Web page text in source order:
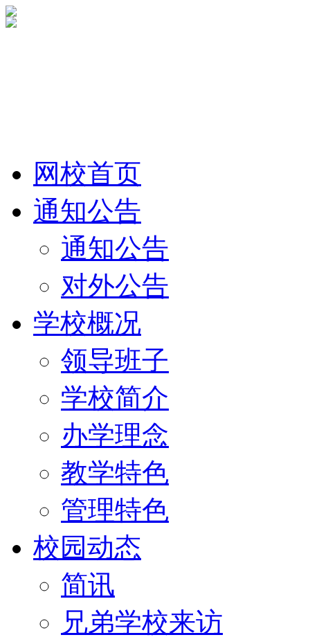
网校首页
通知公告
通知公告
对外公告
学校概况
领导班子
学校简介
办学理念
教学特色
管理特色
校园动态
简讯
兄弟学校来访